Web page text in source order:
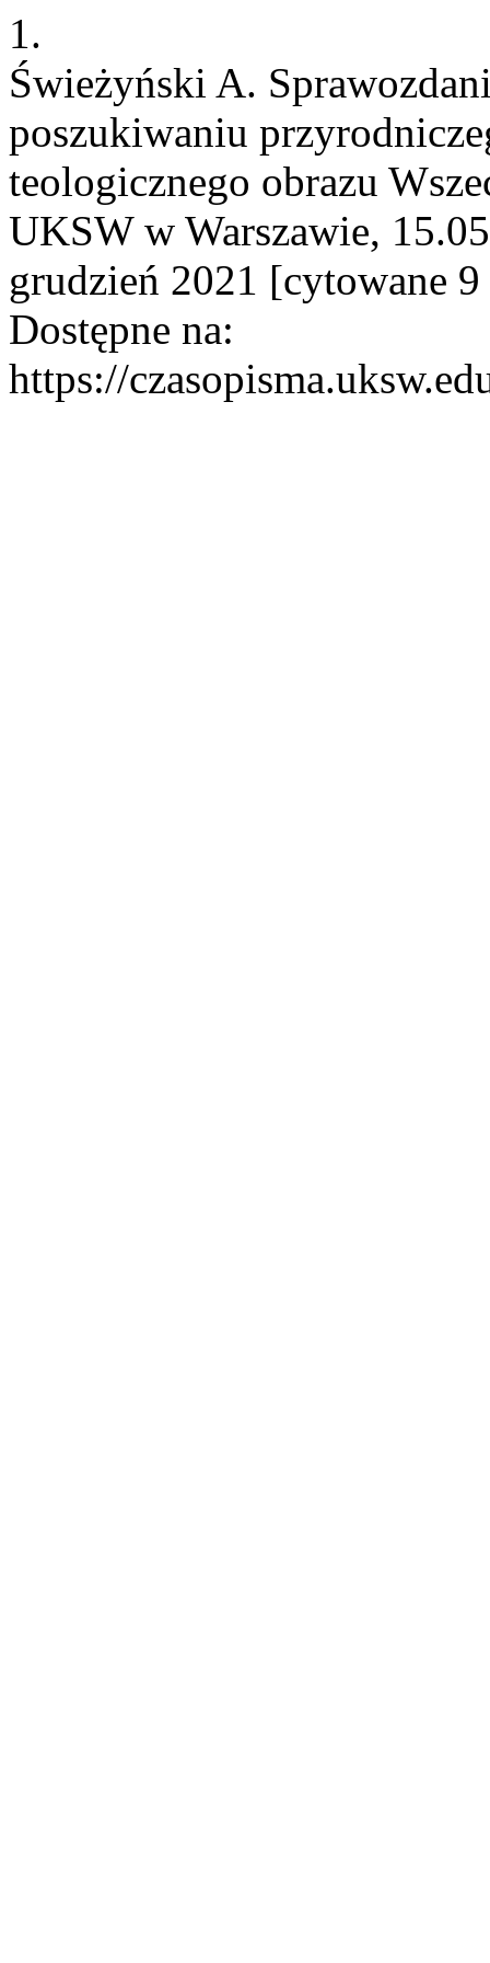
1.
Świeżyński A.
poszukiwaniu
teologicznego obrazu
UKSW w Warszawie,
grudzień 2021 [cytowane
Dostępne na:
https://